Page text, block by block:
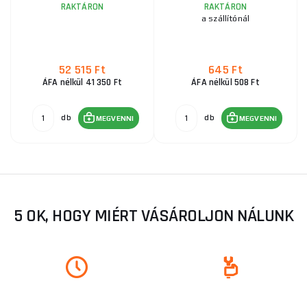
RAKTÁRON
52 515 Ft
ÁFA nélkül 41 350 Ft
db MEGVENNI
RAKTÁRON
a szállítónál
645 Ft
ÁFA nélkül 508 Ft
db MEGVENNI
5 OK, HOGY MIÉRT VÁSÁROLJON NÁLUNK